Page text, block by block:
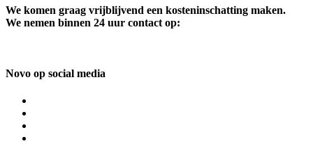
We komen graag vrijblijvend een kosteninschatting maken.
We nemen binnen 24 uur contact op:
Novo op social media